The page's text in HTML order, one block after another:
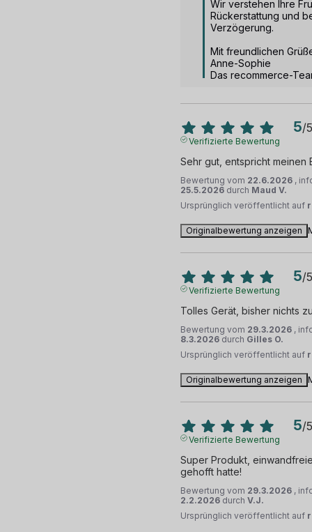
Wir verstehen Ihre
Rückerstattung und
Verzögerung.
Mit freundlichen
Anne-Sophie
Das recommerce-
5/5
Verifizierte Bewertung
Sehr gut, entspricht meinen
Bewertung vom 22.6.2026 ,
25.5.2026 durch Maud V.
Ursprünglich veröffentlicht auf
Originalbewertung anzeigen
5/5
Verifizierte Bewertung
Tolles Gerät, bisher nichts
Bewertung vom 29.3.2026 ,
8.3.2026 durch Gilles O.
Ursprünglich veröffentlicht auf
Originalbewertung anzeigen
5/5
Verifizierte Bewertung
Super Produkt,
gehofft hatte!
Bewertung vom 29.3.2026 ,
2.2.2026 durch V.J.
Ursprünglich veröffentlicht auf